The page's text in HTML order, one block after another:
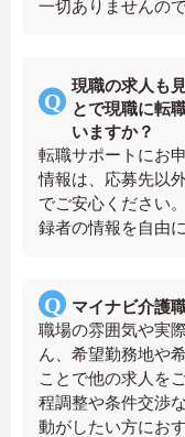
一切ありませんの
現職の求人も
とで現職に転
いますか？
転職サポートにお
情報は、応募先以
でご安心ください
録者の情報を自由
マイナビ介護
職場の雰囲気や実
ん、希望勤務地や
ことで他の求人を
程調整や条件交渉
動がしたい方にお